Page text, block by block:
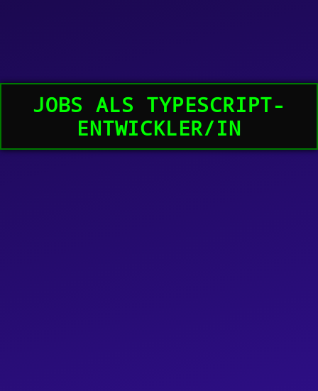
JOBS ALS TYPESCRIPT-
ENTWICKLER/IN